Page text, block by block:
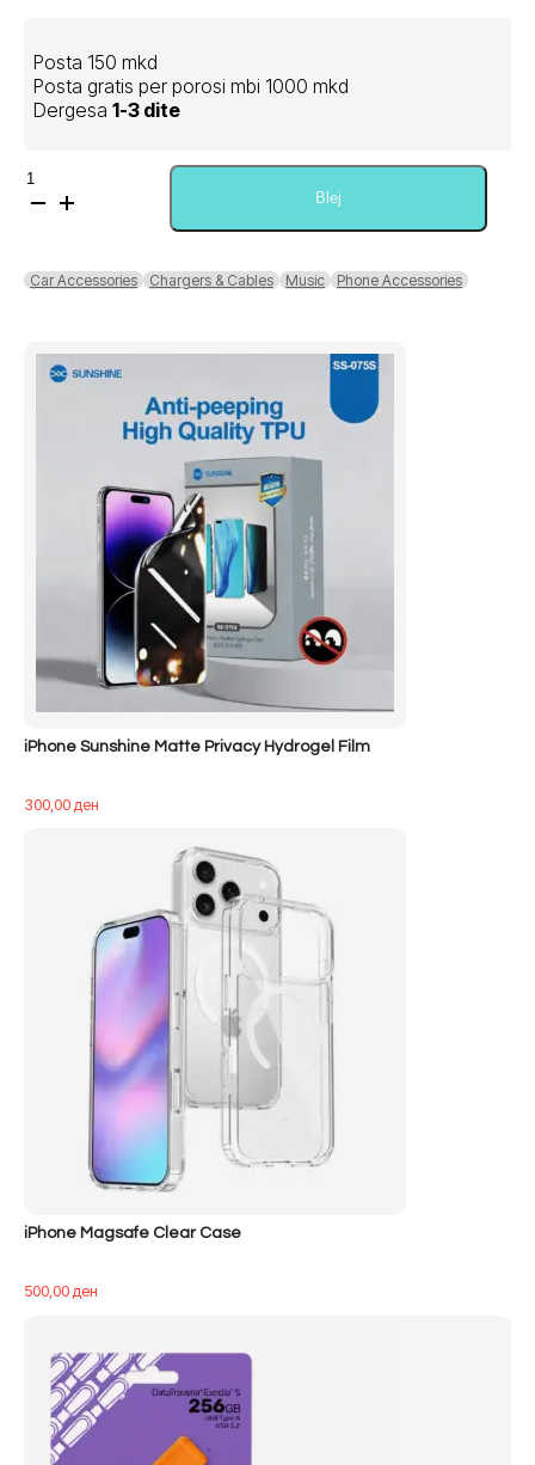
Posta 150 mkd
Posta gratis per porosi mbi 1000 mkd
Dergesa 1-3 dite
Sasi
Auris
Audio
&
Blej
Car Accessories Chargers & Cables Music Phone Accessories
iPhone Sunshine Matte Privacy Hydrogel Film
300,00ден
iPhone Magsafe Clear Case
500,00ден